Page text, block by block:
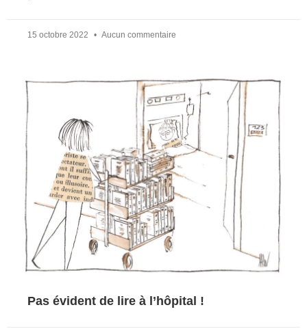
15 octobre 2022 Aucun commentaire
Pas évident de lire à l’hôpital !